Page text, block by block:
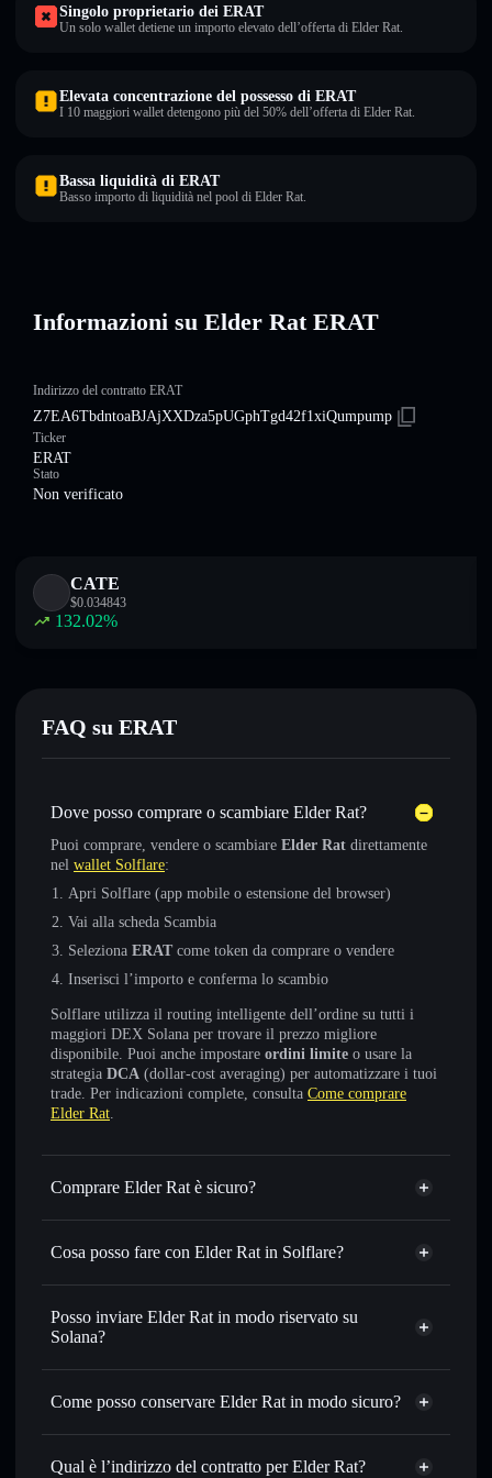
Singolo proprietario dei ERAT
Un solo wallet detiene un importo elevato dell’offerta di Elder Rat.
Elevata concentrazione del possesso di ERAT
I 10 maggiori wallet detengono più del 50% dell’offerta di Elder Rat.
Bassa liquidità di ERAT
Basso importo di liquidità nel pool di Elder Rat.
Informazioni su Elder Rat ERAT
Indirizzo del contratto ERAT
Z7EA6TbdntoaBJAjXXDza5pUGphTgd42f1xiQumpump
Ticker
ERAT
Stato
Non verificato
CATE
$0.034843
132.02%
FAQ su ERAT
Dove posso comprare o scambiare Elder Rat?
Puoi comprare, vendere o scambiare Elder Rat direttamente
nel wallet Solflare:
Apri Solflare (app mobile o estensione del browser)
Vai alla scheda Scambia
Seleziona ERAT come token da comprare o vendere
Inserisci l’importo e conferma lo scambio
Solflare utilizza il routing intelligente dell’ordine su tutti i
maggiori DEX Solana per trovare il prezzo migliore
disponibile. Puoi anche impostare ordini limite o usare la
strategia DCA (dollar-cost averaging) per automatizzare i tuoi
trade. Per indicazioni complete, consulta Come comprare
Elder Rat.
Comprare Elder Rat è sicuro?
Elder Rat non è verificato
Cosa posso fare con Elder Rat in Solflare?
Elder Rat
wallet Solflare
Scambiare istantaneamente— scambia ERAT in SOL,
USDC o in migliaia di altri token Solana al prezzo migliore
prezzo desiderato di ERAT
Usare il DCA— applica la strategia dollar-cost average su
Posso inviare Elder Rat in modo riservato su
Solana?
Aggregatore di privacy
Come posso conservare Elder Rat in modo sicuro?
Elder Rat
Qual è l’indirizzo del contratto per Elder Rat?